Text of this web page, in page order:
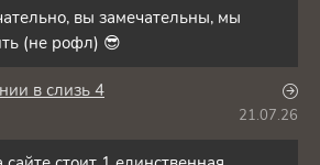
вы замечательны, мы
(не рофл) 😎
в слизь 4
21.07.26